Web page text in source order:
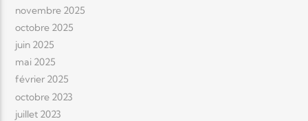
novembre 2025
octobre 2025
juin 2025
mai 2025
février 2025
octobre 2023
juillet 2023